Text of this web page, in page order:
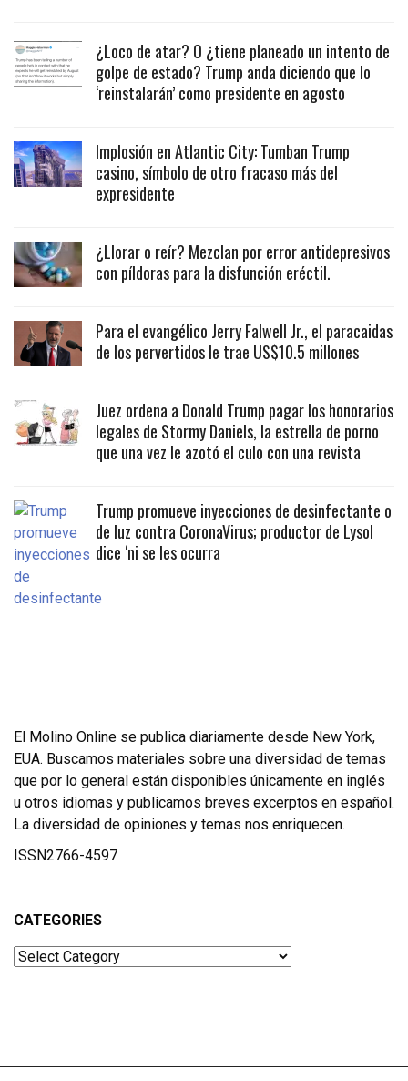
¿Loco de atar? O ¿tiene planeado un intento de
golpe de estado? Trump anda diciendo que lo
‘reinstalarán’ como presidente en agosto
Implosión en Atlantic City: Tumban Trump
casino, símbolo de otro fracaso más del
expresidente
¿Llorar o reír? Mezclan por error antidepresivos
con píldoras para la disfunción eréctil.
Para el evangélico Jerry Falwell Jr., el paracaidas
de los pervertidos le trae US$10.5 millones
Juez ordena a Donald Trump pagar los honorarios
legales de Stormy Daniels, la estrella de porno
que una vez le azotó el culo con una revista
Trump promueve inyecciones de desinfectante o
de luz contra CoronaVirus; productor de Lysol
dice ‘ni se les ocurra
El Molino Online se publica diariamente desde New York,
EUA. Buscamos materiales sobre una diversidad de temas
que por lo general están disponibles únicamente en inglés
u otros idiomas y publicamos breves excerptos en español.
La diversidad de opiniones y temas nos enriquecen.
ISSN2766-4597
CATEGORIES
Categories